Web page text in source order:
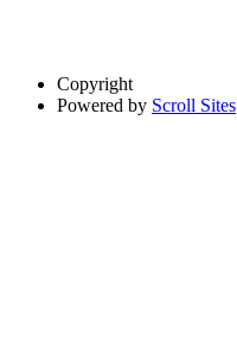
Copyright
Powered by Scroll Sites